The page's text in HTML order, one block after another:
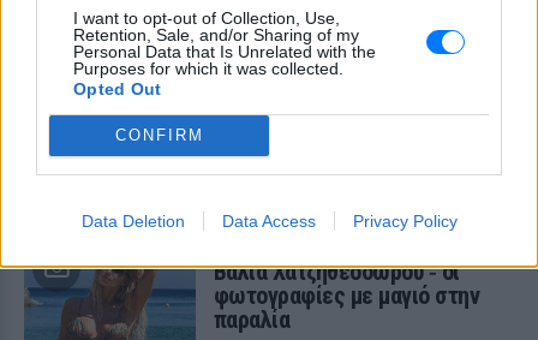
I want to opt-out of Collection, Use,
Retention, Sale, and/or Sharing of my
Personal Data that Is Unrelated with the
Purposes for which it was collected.
Opted Out
CONFIRM
Data Deletion Data Access Privacy Policy
πρόσφατη εξέτασή του, με ένα μήνυμα
θάρρους
Φοβερή ιστορία στον ΟΦΗ:
διαρκείας είναι μόλις 2 μηνών
ΣΉΜΕΡΑ
Βάλια Χατζηθεοδώρου ‑ οι
φωτογραφίες με μαγιό στην
παραλία